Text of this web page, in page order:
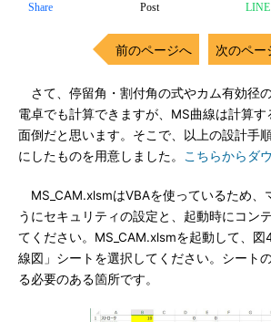
Share Post LINE
前のページへ 次のペー
さて、停留角・割付角の式やカム有効径の
電卓でも計算できますが、MS曲線は計算
面倒だと思います。そこで、以上の設計手
にしたものを用意しました。
こちらからダ
MS_CAM.xlsmはVBAを使っているため、
うにセキュリティの設定と、起動時にコン
てください。MS_CAM.xlsmを起動して、
線図」シートを選択してください。シート
る必要のある箇所です。